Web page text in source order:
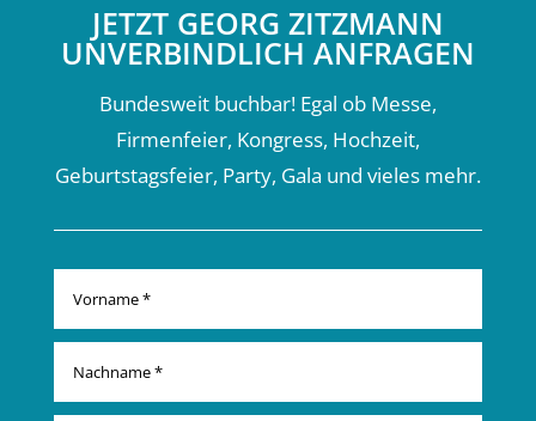
JETZT GEORG ZITZMANN
UNVERBINDLICH ANFRAGEN
Bundesweit buchbar! Egal ob Messe,
Firmenfeier, Kongress, Hochzeit,
Geburtstagsfeier, Party, Gala und vieles mehr.